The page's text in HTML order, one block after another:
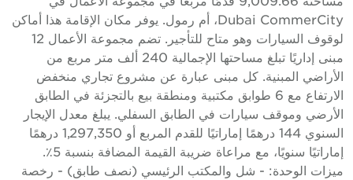
Dubai CommerCity، أم رمول. يوفر مكان الإقامة هذا أماكن
لوقوف السيارات وهو متاح للتأجير. تضم مجموعة الأعمال 12
مبنى إداريًا تبلغ مساحتها الإجمالية 240 ألف متر مربع من
الأراضي المبنية. كل مبنى عبارة عن مشروع تجاري منخفض
الارتفاع مع 6 طوابق مكتبية ومنطقة بيع بالتجزئة في الطابق
الأرضي وموقف سيارات في الطابق السفلي. يبلغ معدل الإيجار
السنوي 144 درهمًا إماراتيًا للقدم المربع أو 1,297,350 درهمًا
إماراتيًا سنويًا، مع مراعاة ضريبة القيمة المضافة بنسبة 5٪.
ميزات الوحدة: - شل والمكتب الرئيسي (نصف طابق) - رخصة